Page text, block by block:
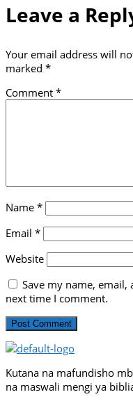
Leave a
Your email address will
marked *
Comment *
Name *
Email *
Website
Save my name,
next time I comment.
Kutana na mafundisho
na maswali mengi ya